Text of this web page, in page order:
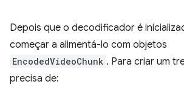
Depois que o decodificador é
começar a alimentá-lo com objetos
EncodedVideoChunk . Para criar um
precisa de: